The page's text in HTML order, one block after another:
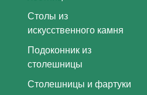
Столы из
искусственного камня
Подоконник из
столешницы
Столешницы и фартуки